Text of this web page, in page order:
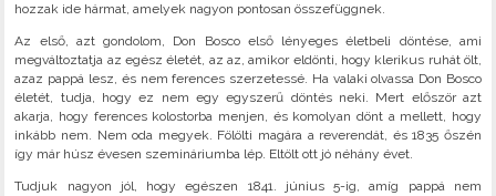
hozzak ide hármat, amelyek nagyon pontosan összefüggnek.
Az első, azt gondolom, Don Bosco első lényeges életbeli döntése, ami
megváltoztatja az egész életét, az az, amikor eldönti, hogy klerikus ruhát ölt,
azaz pappá lesz, és nem ferences szerzetessé. Ha valaki olvassa Don Bosco
életét, tudja, hogy ez nem egy egyszerű döntés neki. Mert először azt
akarja, hogy ferences kolostorba menjen, és komolyan dönt a mellett, hogy
inkább nem. Nem oda megyek. Fölölti magára a reverendát, és 1835 őszén
így már húsz évesen szemináriumba lép. Eltölt ott jó néhány évet.
Tudjuk nagyon jól, hogy egészen 1841. június 5-ig, amíg pappá nem